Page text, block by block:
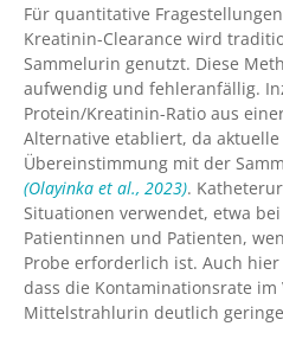
Für quantitative
Kreatinin-Clearance wird
Sammelurin genutzt. Diese
aufwendig und fehleranfällig.
Protein/Kreatinin-Ratio aus
Alternative etabliert, da
Übereinstimmung mit der
(Olayinka et al., 2023).
Situationen verwendet, etwa
Patientinnen und Patienten,
Probe erforderlich ist. Auch
dass die Kontaminationsrate im
Mittelstrahlurin deutlich